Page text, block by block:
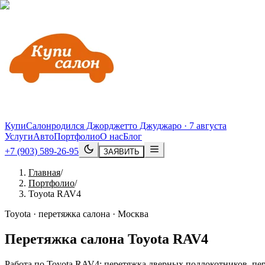
КупиСалонродился Джорджетто Джуджаро · 7 августа
УслугиАвтоПортфолиоО насБлог
+7 (903) 589-26-95
ЗАЯВИТЬ
Главная/
Портфолио/
Toyota RAV4
Toyota · перетяжка салона · Москва
Перетяжка салона Toyota RAV4